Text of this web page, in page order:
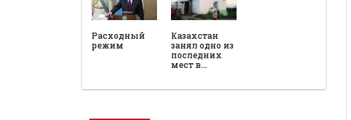
Расходный
режим
Казахстан
занял одно из
последних
мест в…